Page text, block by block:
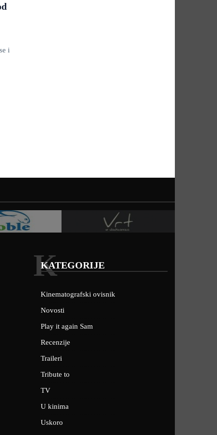
i
KATEGORIJE
K
Kinematografski ovisnik
Novosti
Play it again Sam
Recenzije
Traileri
Tribute to
TV
U kinima
Uskoro